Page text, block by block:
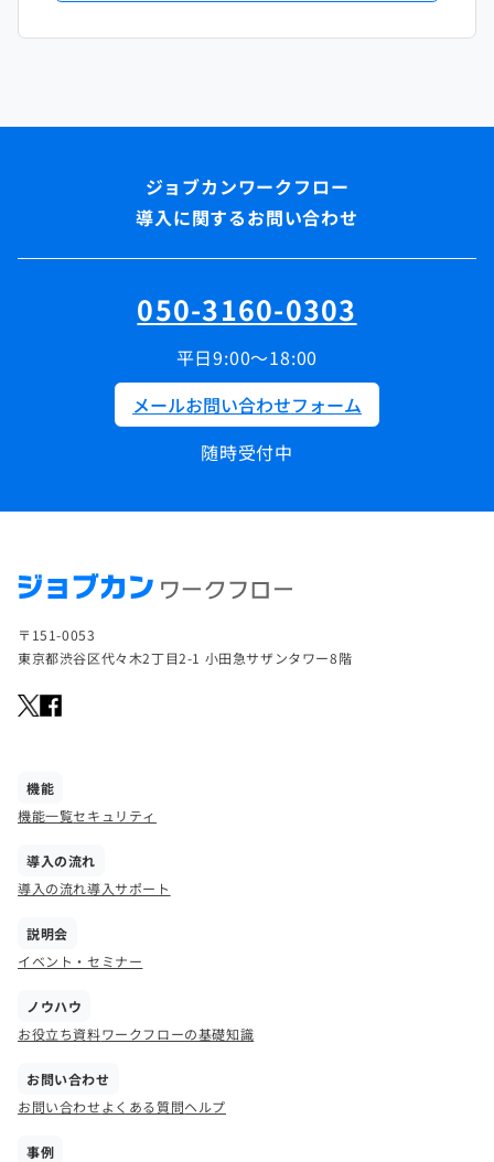
導入に関するお問い合わせ
050-3160-0303
平日9:00～18:00
メールお問い合わせフォーム
随時受付中
〒151-0053
東京都渋谷区代々木2丁目2-1 小田急サザンタワー8階
機能
機能一覧セキュリティ
導入の流れ
導入の流れ導入サポート
説明会
イベント・セミナー
ノウハウ
お役立ち資料ワークフローの基礎知識
お問い合わせ
お問い合わせよくある質問ヘルプ
事例